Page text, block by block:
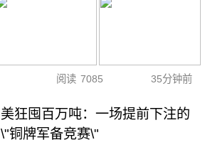
阅读 7085 35分钟前
美狂囤百万吨：一场提前下注的
\"铜牌军备竞赛\"